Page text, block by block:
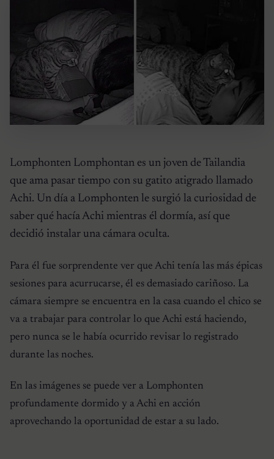
Lomphonten Lomphontan es un joven de Tailandia
que ama pasar tiempo con su gatito atigrado llamado
Achi. Un día a Lomphonten le surgió la curiosidad de
saber qué hacía Achi mientras él dormía, así que
decidió instalar una cámara oculta.
Para él fue sorprendente ver que Achi tenía las más épicas
sesiones para acurrucarse, él es demasiado cariñoso. La
cámara siempre se encuentra en la casa cuando el chico se
va a trabajar para controlar lo que Achi está haciendo,
pero nunca se le había ocurrido revisar lo registrado
durante las noches.
En las imágenes se puede ver a Lomphonten
profundamente dormido y a Achi en acción
aprovechando la oportunidad de estar a su lado.